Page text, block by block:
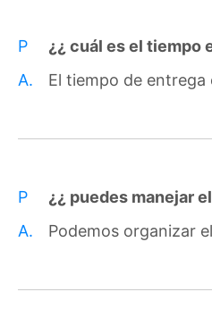
P
¿¿ cuál es el tiempo
A.
El tiempo de
P
¿¿ puedes manejar
A.
Podemos organizar